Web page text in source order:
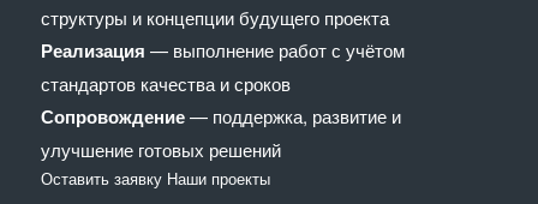
структуры и концепции будущего проекта
Реализация — выполнение работ с учётом
стандартов качества и сроков
Сопровождение— поддержка, развитие и
улучшение готовых решений
Оставить заявку Наши проекты